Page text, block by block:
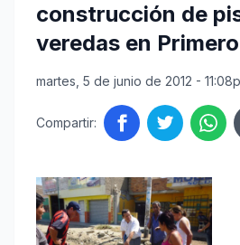
construcción de
veredas en
martes, 5 de junio de 2012 -
Compartir: